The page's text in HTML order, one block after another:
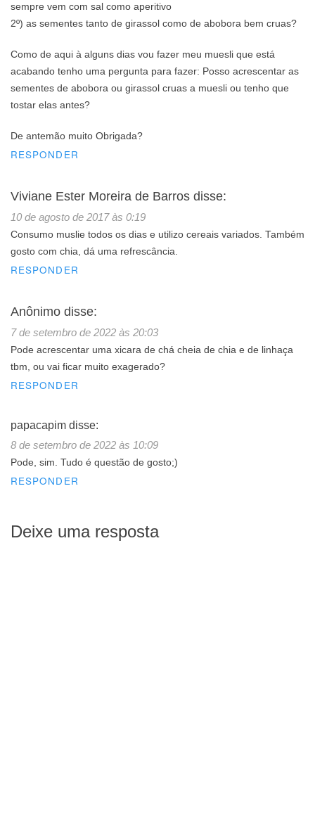
sempre vem com sal como aperitivo
2º) as sementes tanto de girassol como de abobora bem cruas?
Como de aqui à alguns dias vou fazer meu muesli que está
acabando tenho uma pergunta para fazer: Posso acrescentar as
sementes de abobora ou girassol cruas a muesli ou tenho que
tostar elas antes?
De antemão muito Obrigada?
RESPONDER
Viviane Ester Moreira de Barros disse:
10 de agosto de 2017 às 0:19
Consumo muslie todos os dias e utilizo cereais variados. Também
gosto com chia, dá uma refrescância.
RESPONDER
Anônimo disse:
7 de setembro de 2022 às 20:03
Pode acrescentar uma xicara de chá cheia de chia e de linhaça
tbm, ou vai ficar muito exagerado?
RESPONDER
papacapim disse:
8 de setembro de 2022 às 10:09
Pode, sim. Tudo é questão de gosto;)
RESPONDER
Deixe uma resposta